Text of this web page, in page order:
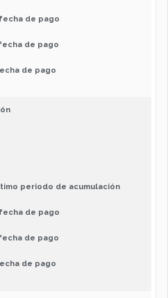
de pago
de pago
de pago
periodo de acumulación
de pago
de pago
de pago